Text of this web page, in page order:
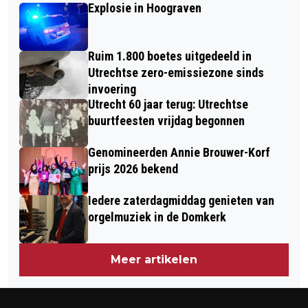
UTRECHT
NAAR MEER VERKOELING, GROEN EN
ONTMOETING
Explosie in Hoograven
Ruim 1.800 boetes uitgedeeld in
Utrechtse zero-emissiezone sinds
invoering
Utrecht 60 jaar terug: Utrechtse
buurtfeesten vrijdag begonnen
Genomineerden Annie Brouwer-Korf
prijs 2026 bekend
Iedere zaterdagmiddag genieten van
orgelmuziek in de Domkerk
Meer artikelen